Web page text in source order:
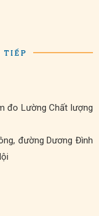
TIẾP
đo Lường Chất lượng
đường Dương Đình